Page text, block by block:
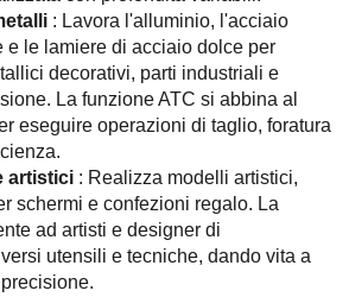
: Lavora l'alluminio, l'acciaio
e le lamiere di acciaio dolce per
decorativi, parti industriali e
La funzione ATC si abbina al
eseguire operazioni di taglio, foratura
artistici : Realizza modelli artistici,
schermi e confezioni regalo. La
ad artisti e designer di
utensili e tecniche, dando vita a